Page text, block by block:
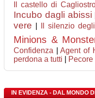
Il castello di
Incubo dagli abissi
vere Il silenzio
Minions &
Confidenza |Agent of
perdona a tutti
Pecore
IN EVIDENZA - DAL MONDO